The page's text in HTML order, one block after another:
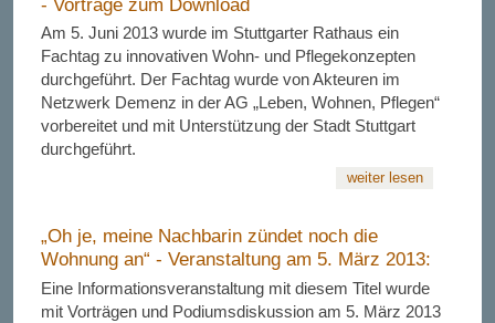
Am 5. Juni 2013 wurde im Stuttgarter Rathaus ein
Fachtag zu innovativen Wohn- und Pflegekonzepten
durchgeführt. Der Fachtag wurde von Akteuren im
Netzwerk Demenz in der AG „Leben, Wohnen, Pflegen“
vorbereitet und mit Unterstützung der Stadt Stuttgart
durchgeführt.
weiter lesen
„Oh je, meine Nachbarin zündet noch die
Wohnung an“ - Veranstaltung am 5. März 2013:
Eine Informationsveranstaltung mit diesem Titel wurde
mit Vorträgen und Podiumsdiskussion am 5. März 2013